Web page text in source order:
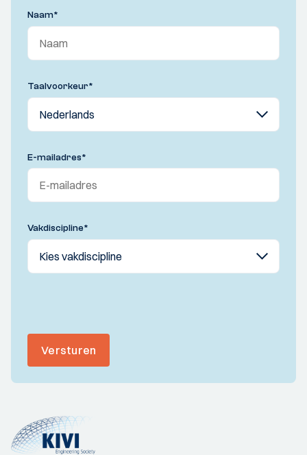
Naam*
Taalvoorkeur*
E-mailadres*
Vakdiscipline*
Versturen